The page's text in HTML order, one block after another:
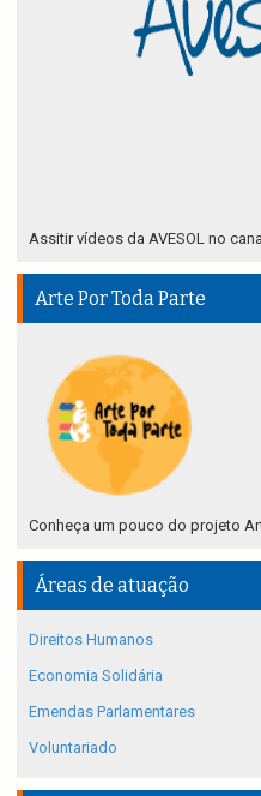
Assitir vídeos da AVESOL no
Arte Por Toda Parte
Conheça um pouco do projeto
Áreas de atuação
Direitos Humanos
Economia Solidária
Emendas Parlamentares
Voluntariado